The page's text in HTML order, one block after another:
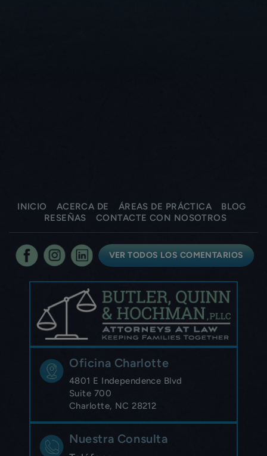
INICIO ACERCA DE ÁREAS DE PRÁCTICA
BLOG
RESEÑAS
CONTACTE CON NOSOTROS
VER TODOS LOS COMENTARIOS
Oficina Charlotte
4801 E Independence Blvd
Suite 700
Charlotte, NC 28212
Nuestra Consulta